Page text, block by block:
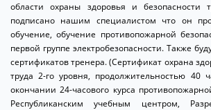
области охраны здоровья и безопасности
подписано нашим специалистом что он
обучение, обучение противопожарной
первой группе электробезопасности. Также
сертификатов тренера. (Сертификат охранa
труда 2-го уровня, продолжительностью 40
окончании 24-часового курса
Республиканским учебным центром,